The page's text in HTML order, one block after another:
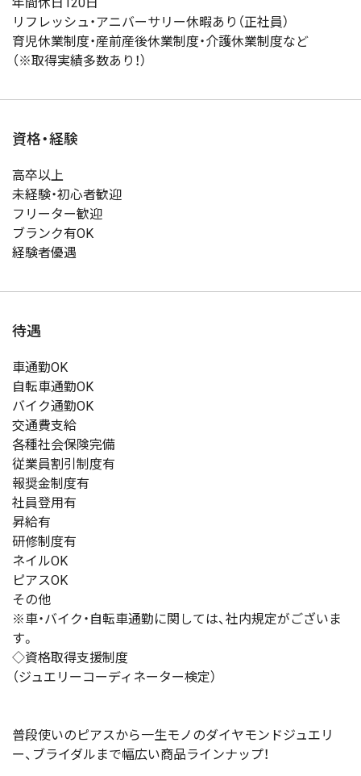
リフレッシュ・アニバーサリー休暇あり（正社員）
育児休業制度・産前産後休業制度・介護休業制度など
（※取得実績多数あり！）
資格・経験
高卒以上
未経験・初心者歓迎
フリーター歓迎
ブランク有OK
経験者優遇
待遇
車通勤OK
自転車通勤OK
バイク通勤OK
交通費支給
各種社会保険完備
従業員割引制度有
報奨金制度有
社員登用有
昇給有
研修制度有
ネイルOK
ピアスOK
その他
※車・バイク・自転車通勤に関しては、社内規定がございま
す。
◇資格取得支援制度
（ジュエリーコーディネーター検定）
普段使いのピアスから一生モノのダイヤモンドジュエリ
ー、ブライダルまで幅広い商品ラインナップ！